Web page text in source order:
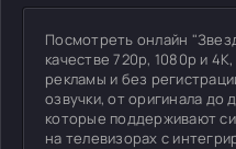
Посмотреть онлайн
качестве 720p, 1080p и
рекламы и без
озвучки, от оригинала до
которые поддерживают
на телевизорах с